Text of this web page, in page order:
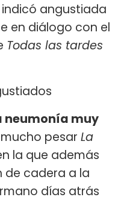
indicó angustiada
en diálogo con el
Todas las tardes
neumonía muy
pesar La
la que además
de cadera a la
días atrás